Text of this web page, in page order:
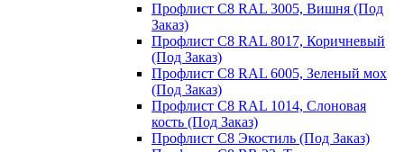
Профлист С8 RAL 3005, Вишня (Под
Заказ)
Профлист С8 RAL 8017, Коричневый
(Под Заказ)
Профлист С8 RAL 6005, Зеленый мох
(Под Заказ)
Профлист С8 RAL 1014, Слоновая
кость (Под Заказ)
Профлист С8 Экостиль (Под Заказ)